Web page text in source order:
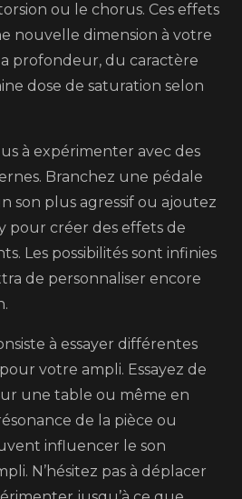
ou le chorus. Ces effets
nouvelle dimension à votre
profondeur, du caractère
dose de saturation selon
à expérimenter avec des
Branchez une pédale
son plus agressif ou ajoutez
pour créer des effets de
Les possibilités sont infinies
de personnaliser encore
à essayer différentes
votre ampli. Essayez de
une table ou même en
de la pièce ou
influencer le son
N’hésitez pas à déplacer